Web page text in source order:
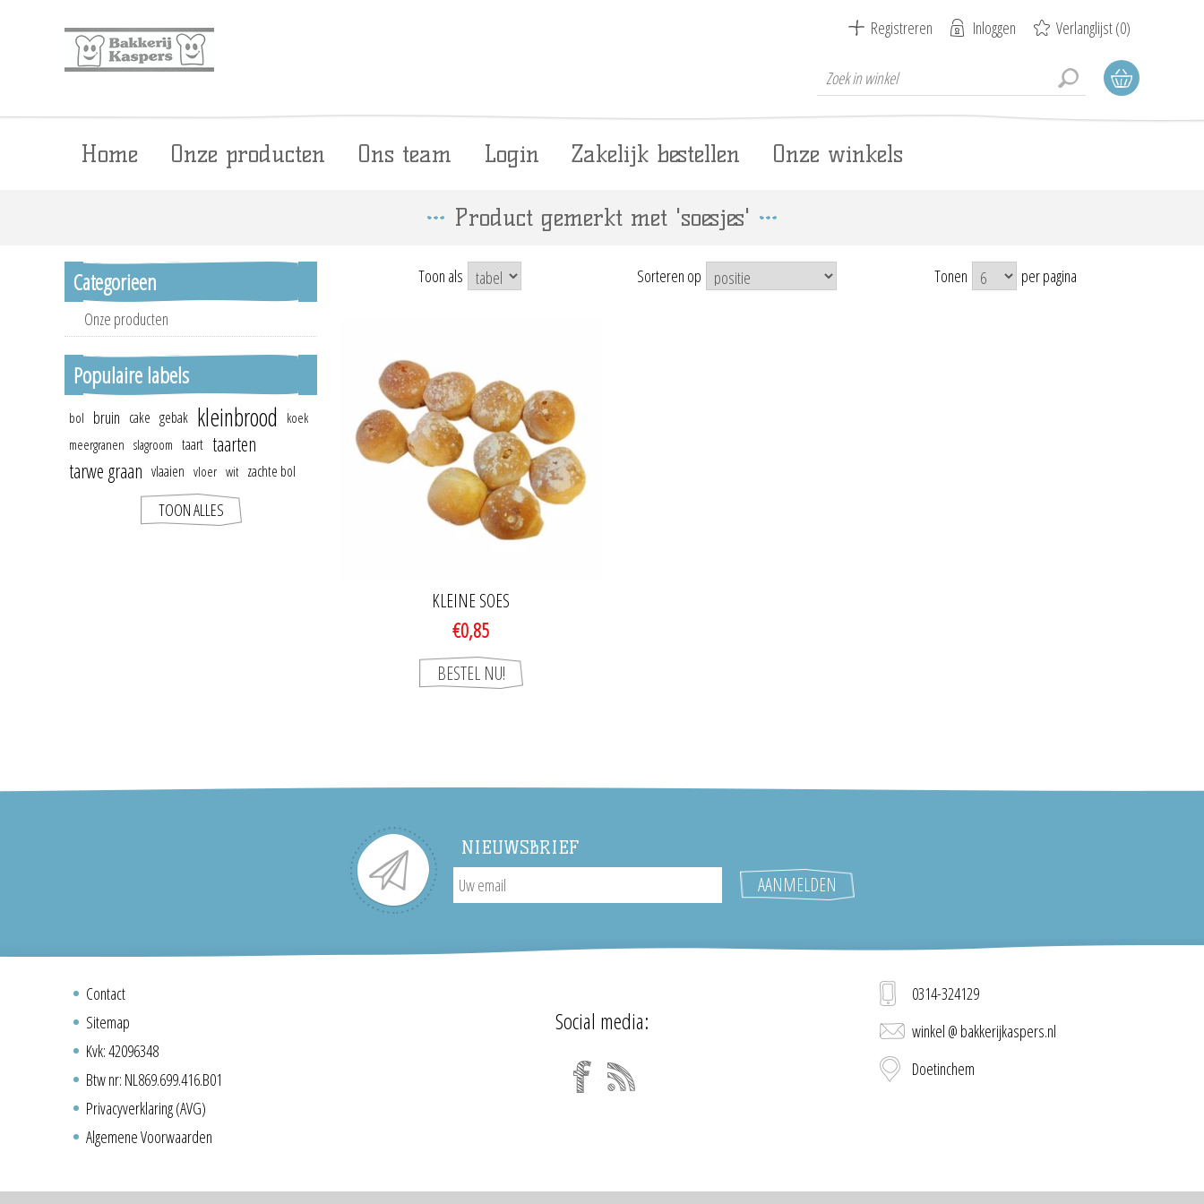
Registreren Inloggen Verlanglijst(0)
Home Onze producten Ons team Login Zakelijk bestellen Onze winkels
Product gemerkt met 'soesjes'
Toon als Sorteren op Tonen per pagina
KLEINE SOES
€0,85
Categorieen
Onze producten
Populaire labels
bol bruin cake gebak kleinbrood
koek
meergranen slagroom taart taarten
tarwe graan vlaaien vloer wit zachte bol
TOON ALLES
NIEUWSBRIEF
Contact
Sitemap
Kvk: 42096348
Btw nr: NL869.699.416.B01
Privacyverklaring (AVG)
Algemene Voorwaarden
Social media:
0314-324129
winkel @ bakkerijkaspers.nl
Doetinchem